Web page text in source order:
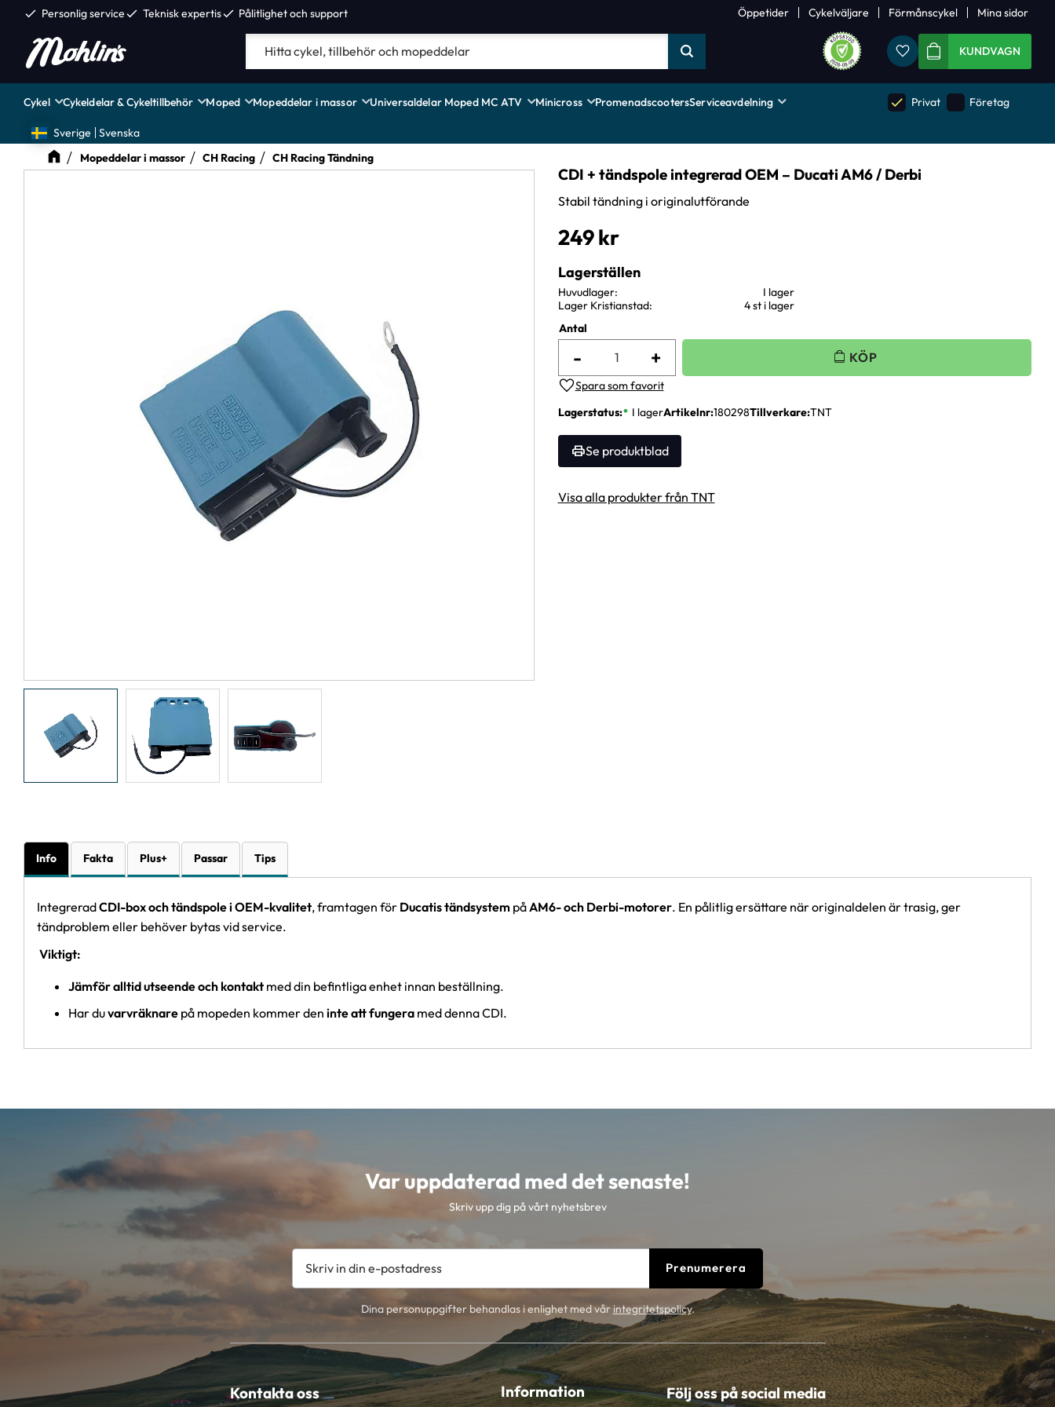
check Personlig servicecheck Teknisk expertischeck Pålitlighet och support Öppetider Cykelväljare Förmånscykel Mina sidor
FavoriterKUNDVAGN
Cykel Cykeldelar & Cykeltillbehör Moped Mopeddelar i massor Universaldelar Moped MC ATV Minicross PromenadscootersServiceavdelning done Privat Företag
Sverige
Svenska
Mopeddelar i massor
CH Racing CH Racing Tändning
CDI + tändspole integrerad OEM – Ducati AM6 / Derbi
Stabil tändning i originalutförande
249kr
Antal
+
-
Lägg till i favoriter
Lagerstatus I lagerArtikelnr 180298Tillverkare TNT
Se produktblad
Lagerställen
Huvudlager
I lager
Lager Kristianstad
4 st i lager
Visa alla produkter från TNT
Info Fakta Plus+ Passar Tips
IntegreradCDI-box och tändspole i OEM-kvalitet, framtagen för Ducatis tändsystem påAM6- och Derbi-motorer. En pålitlig ersättare när originaldelen är trasig, ger
tändproblem eller behöver bytas vid service.
Viktigt:
Jämför alltid utseende och kontakt med din befintliga enhet innan beställning.
Har duvarvräknare på mopeden kommer den inte att fungera med denna CDI.
Var uppdaterad med det senaste!
Skriv upp dig på vårt nyhetsbrev
Prenumerera
Dina personuppgifter behandlas i enlighet med vårintegritetspolicy.
Kontakta oss Information Följ oss på social media